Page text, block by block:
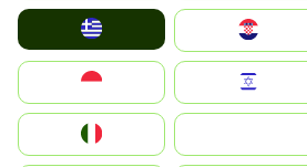
Magyarország